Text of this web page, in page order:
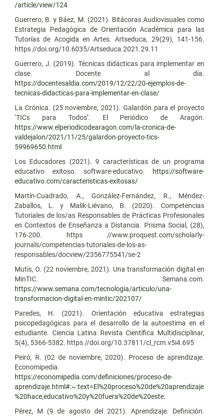
/article/view/124
Guerrero, B. y Báez, M. (2021). Bitácoras Audiovisuales como
Estrategia Pedagógica de Orientación Académica para las
Tutorías de Acogida en Artes. Artseduca, 29(29), 141-156.
https //doi.org/10.6035/Artseduca.2021.29.11
Guerrero, J. (2019). Técnicas didácticas para implementar en
clase. Docente al día.
https://docentesaldia.com/2019/12/22/20-ejemplos-de-
tecnicas-didacticas-para-implementar-en-clase/
La Crónica. (25 noviembre, 2021). Galardón para el proyecto
‘TICs para Todos’. El Periódico de Aragón.
https://www.elperiodicodearagon.com/la-cronica-de-
valdejalon/2021/11/25/galardon-proyecto-tics-
59969650.html
Los Educadores (2021). 9 características de un programa
educativo exitoso. software-educativo.
https://software-
educativo.com/caracteristicas-exitosas/
Martín-Cuadrado, A., González-Fernández, R., Méndez-
Zaballos, L. y Malik-Liévano, B. (2020). Competencias
Tutoriales de los/as Responsables de Prácticas Profesionales
en Contextos de Enseñanza a Distancia. Prisma Social, (28),
176-200. https //www.proquest.com/scholarly-
journals/competencias-tutoriales-de-los-as-
responsables/docview/2356775541/se-2
Mutis, O. (22 noviembre, 2021). Una transformación digital en
MinTIC. Semana.com.
https://www.semana.com/tecnologia/articulo/una-
transformacion-digital-en-mintic/202107/
Paredes, H. (2021). Orientación educativa estrategias
psicopedagógicas para el desarrollo de la autoestima en el
estudiante. Ciencia Latina Revista Científica Multidisciplinar,
5(4), 5366-5382. https //doi.org/10.37811/cl_rcm.v5i4.695
Peiró, R. (02 de noviembre, 2020). Proceso de aprendizaje.
Economipedia.
https://economipedia.com/definiciones/proceso-de-
aprendizaje.html#:~:text=El%20proceso%20de%20aprendizaje
%20hace,educativo%20y%20fuera%20de%20este.
Pérez, M (9 de agosto del 2021). Aprendizaje. Definición.